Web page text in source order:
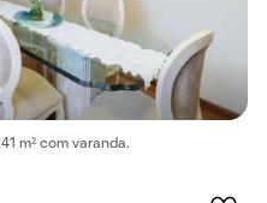
m² com varanda.